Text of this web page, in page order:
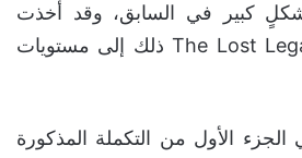
كبير في السابق، وقد أخذت
تكملتها المستقلة The Lost Legacy ذلك إلى مستويات
الأول من التكملة المذكورة